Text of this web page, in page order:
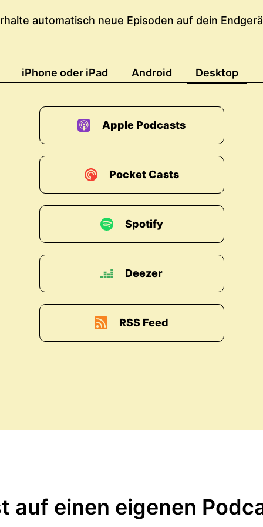
automatisch neue Episoden auf dein
iPhone oder iPad Android Desktop
Apple Podcasts
Pocket Casts
Spotify
Deezer
RSS Feed
auf einen eigenen